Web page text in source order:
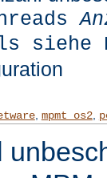
siehe
, mpmt_os2,